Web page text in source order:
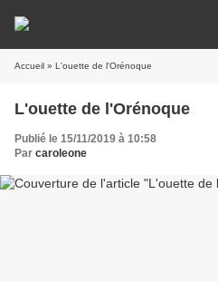
Accueil » L'ouette de l'Orénoque
L'ouette de l'Orénoque
Publié le 15/11/2019 à 10:58
Par caroleone